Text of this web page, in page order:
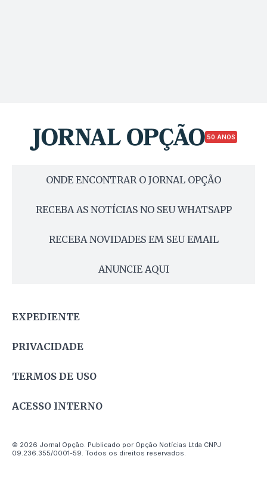
50 ANOS
ONDE ENCONTRAR O JORNAL OPÇÃO
RECEBA AS NOTÍCIAS NO SEU WHATSAPP
RECEBA NOVIDADES EM SEU EMAIL
ANUNCIE AQUI
EXPEDIENTE
PRIVACIDADE
TERMOS DE USO
ACESSO INTERNO
© 2026 Jornal Opção. Publicado por Opção Notícias Ltda CNPJ
09.236.355/0001-59. Todos os direitos reservados.